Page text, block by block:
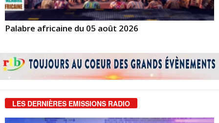
Palabre africaine du 05 août 2026
LES DERNIÈRES EMISSIONS RADIO